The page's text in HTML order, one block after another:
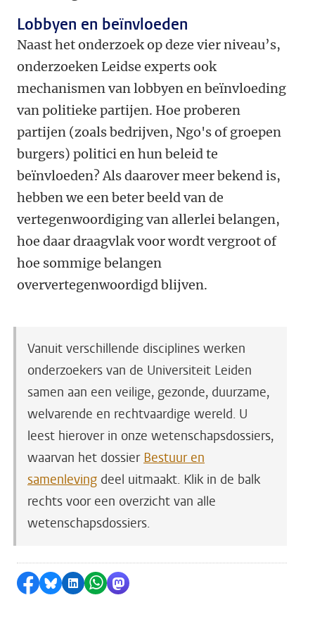
Lobbyen en beïnvloeden
Naast het onderzoek op deze vier niveau’s,
onderzoeken Leidse experts ook
mechanismen van lobbyen en beïnvloeding
van politieke partijen. Hoe proberen
partijen (zoals bedrijven, Ngo's of groepen
burgers) politici en hun beleid te
beïnvloeden? Als daarover meer bekend is,
hebben we een beter beeld van de
vertegenwoordiging van allerlei belangen,
hoe daar draagvlak voor wordt vergroot of
hoe sommige belangen
oververtegenwoordigd blijven.
Vanuit verschillende disciplines werken
onderzoekers van de Universiteit Leiden
samen aan een veilige, gezonde, duurzame,
welvarende en rechtvaardige wereld. U
leest hierover in onze wetenschapsdossiers,
waarvan het dossier Bestuur en
samenleving deel uitmaakt. Klik in de balk
rechts voor een overzicht van alle
wetenschapsdossiers.
Delen op Facebook
Delen via Bluesky
Delen op LinkedIn
Delen via WhatsApp
Delen via Mastodon